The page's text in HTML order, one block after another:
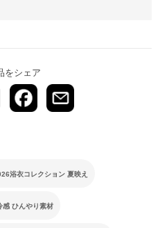
をシェア
浴衣コレクション 夏映え
感 ひんやり素材